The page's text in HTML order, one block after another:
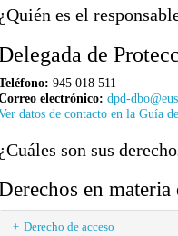
¿Quién es el
de
945 018 511
electrónico: dpd-
datos de contacto en la Guía
¿Cuáles son sus
en
Derecho de acceso